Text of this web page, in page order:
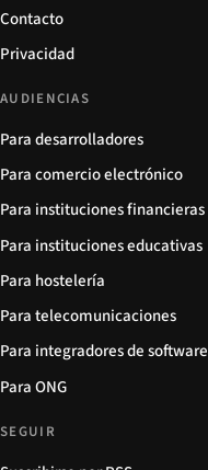
Contacto
Privacidad
AUDIENCIAS
Para desarrolladores
Para comercio electrónico
Para instituciones financieras
Para instituciones educativas
Para hostelería
Para telecomunicaciones
Para integradores de software
Para ONG
SEGUIR